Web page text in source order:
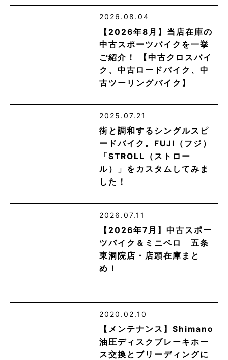
2026.08.04
【2026年8月】当店在庫の
中古スポーツバイクを一挙
ご紹介！ 【中古クロスバイ
ク、中古ロードバイク、中
古ツーリングバイク】
2025.07.21
街と調和するシングルスピ
ードバイク。FUJI（フジ）
「STROLL（ストロー
ル）」をカスタムしてみま
した！
2026.07.11
【2026年7月】中古スポー
ツバイク＆ミニベロ 五条
東洞院店・店頭在庫まと
め！
2020.02.10
【メンテナンス】Shimano
油圧ディスクブレーキホー
ス交換とブリーディングに